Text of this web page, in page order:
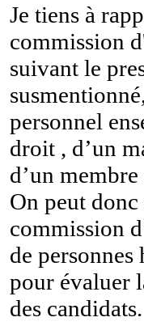
Je tiens à
commission
suivant le
personnel
droit , d’un
d’un
On peut
commission
de
pour évaluer
des candidats.